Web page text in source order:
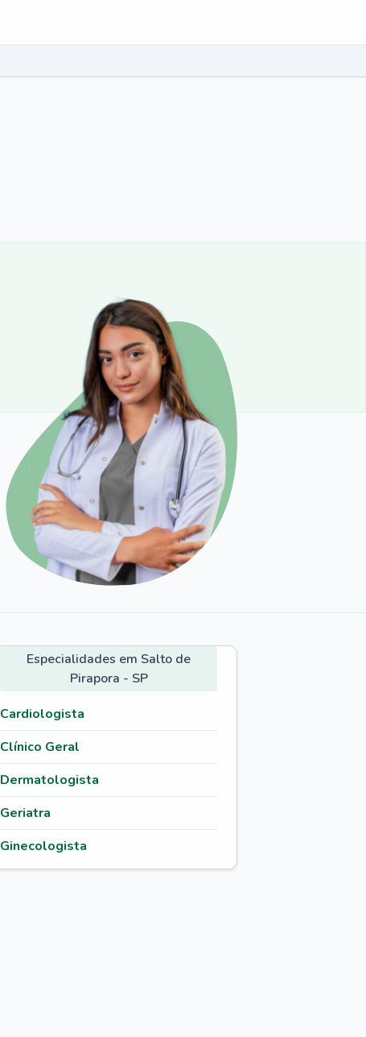
Especialidades em Salto de
Pirapora - SP
Cardiologista
Clínico Geral
Dermatologista
Geriatra
Ginecologista